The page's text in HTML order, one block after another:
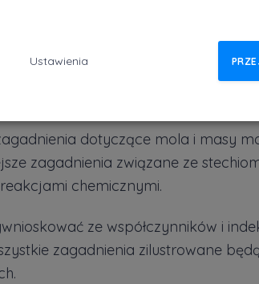
regułek. Kurs skupia się
zagadnienia. Ma on formę
wracać w dowolnym momencie i
to być komputer, tablet czy nawet
dotyczące mola i masy
zagadnienia związane ze
chemicznymi.
ze współczynników i
zagadnienia zilustrowane
Ustawienia